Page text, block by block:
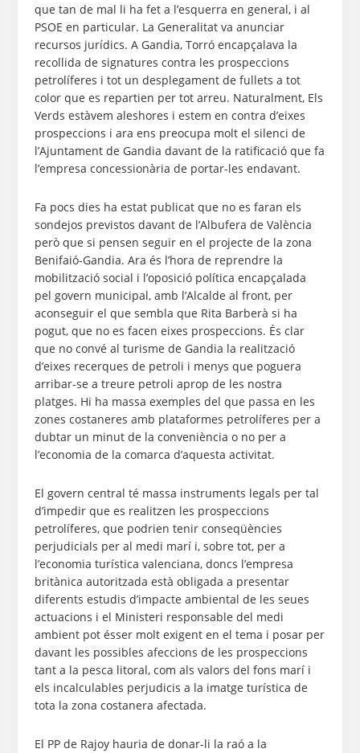
que tan de mal li ha fet a l’esquerra en general, i al
PSOE en particular. La Generalitat va anunciar
recursos jurídics. A Gandia, Torró encapçalava la
recollida de signatures contra les prospeccions
petrolíferes i tot un desplegament de fullets a tot
color que es repartien per tot arreu. Naturalment, Els
Verds estàvem aleshores i estem en contra d’eixes
prospeccions i ara ens preocupa molt el silenci de
l’Ajuntament de Gandia davant de la ratificació que fa
l’empresa concessionària de portar-les endavant.
Fa pocs dies ha estat publicat que no es faran els
sondejos previstos davant de l’Albufera de València
però que si pensen seguir en el projecte de la zona
Benifaió-Gandia. Ara és l’hora de reprendre la
mobilització social i l’oposició política encapçalada
pel govern municipal, amb l’Alcalde al front, per
aconseguir el que sembla que Rita Barberà si ha
pogut, que no es facen eixes prospeccions. És clar
que no convé al turisme de Gandia la realització
d’eixes recerques de petroli i menys que poguera
arribar-se a treure petroli aprop de les nostra
platges. Hi ha massa exemples del que passa en les
zones costaneres amb plataformes petrolíferes per a
dubtar un minut de la conveniència o no per a
l’economia de la comarca d’aquesta activitat.
El govern central té massa instruments legals per tal
d’impedir que es realitzen les prospeccions
petrolíferes, que podrien tenir conseqüències
perjudicials per al medi marí i, sobre tot, per a
l’economia turística valenciana, doncs l’empresa
britànica autoritzada està obligada a presentar
diferents estudis d’impacte ambiental de les seues
actuacions i el Ministeri responsable del medi
ambient pot ésser molt exigent en el tema i posar per
davant les possibles afeccions de les prospeccions
tant a la pesca litoral, com als valors del fons marí i
els incalculables perjudicis a la imatge turística de
tota la zona costanera afectada.
El PP de Rajoy hauria de donar-li la raó a la